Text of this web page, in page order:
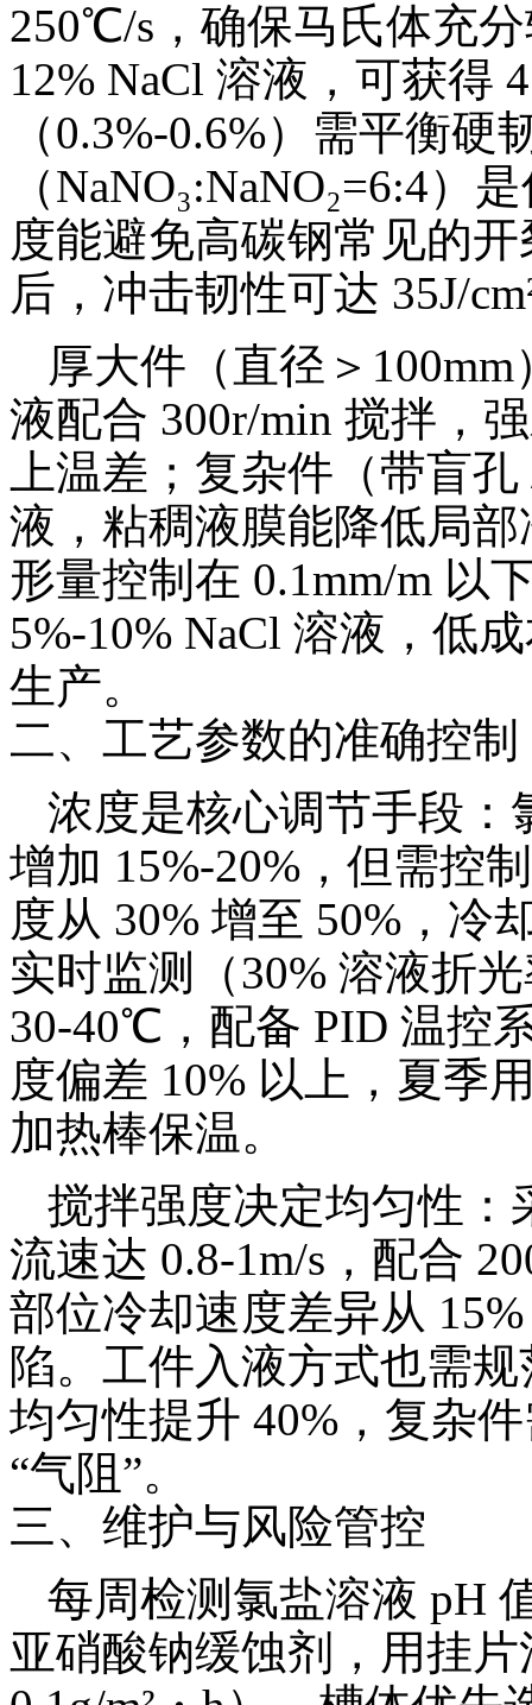
250℃/s，确保马氏体充
12% NaCl 溶液，可获得
（0.3%-0.6%）需平衡
（NaNO₃:NaNO₂=6:4
度能避免高碳钢常见的
后，冲击韧性可达 35J/
厚大件（直径＞
液配合 300r/min 搅拌，
上温差；复杂件（带盲
液，粘稠液膜能降低局
形量控制在 0.1mm/m 以
5%-10% NaCl 溶液，低
生产。
二、工艺参数的准确控制
浓度是核心调节手段：
增加 15%-20%，但需控
度从 30% 增至 50%，冷
实时监测（30% 溶液折
30-40℃，配备 PID 温控
度偏差 10% 以上，夏季
加热棒保温。
搅拌强度决定均匀性：
流速达 0.8-1m/s，配合
部位冷却速度差异从
陷。工件入液方式也需
均匀性提升 40%，复杂
“气阻”。
三、维护与风险管控
每周检测氯盐溶液 pH
亚硝酸钠缓蚀剂，用挂